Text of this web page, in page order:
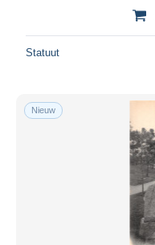
Statuut
Nieuw